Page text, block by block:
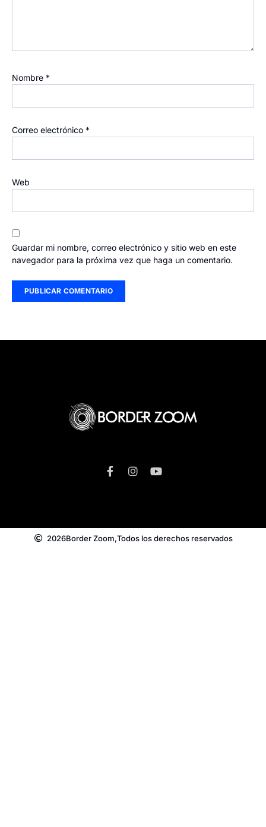
Nombre *
Correo electrónico *
Web
Guardar mi nombre, correo electrónico y sitio web en este
navegador para la próxima vez que haga un comentario.
2026Border Zoom,Todos los derechos reservados